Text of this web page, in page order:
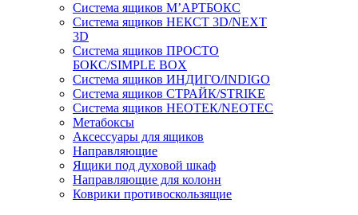
Система ящиков М’АРТБОКС
Система ящиков НЕКСТ 3D/NEXT
3D
Система ящиков ПРОСТО
БОКС/SIMPLE BOX
Система ящиков ИНДИГО/INDIGO
Система ящиков СТРАЙК/STRIKE
Система ящиков НЕОТЕК/NEOTEC
Метабоксы
Аксессуары для ящиков
Направляющие
Ящики под духовой шкаф
Направляющие для колонн
Коврики противоскользящие